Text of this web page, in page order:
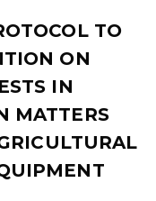
TO
ON
IN
MATTERS